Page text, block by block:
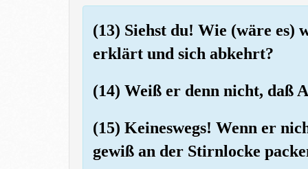
(13) Siehst du! Wie (wäre es)
erklärt und sich abkehrt?
(14) Weiß er denn nicht, daß
(15) Keineswegs! Wenn er
gewiß an der Stirnlocke